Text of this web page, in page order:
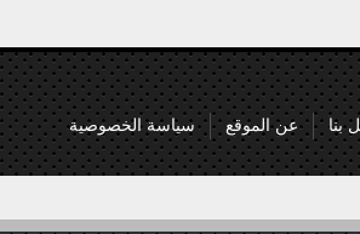
بنا عن الموقع سياسة الخصوصية